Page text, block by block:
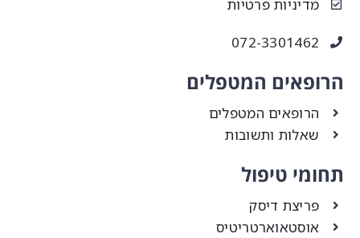
טיפול
פריצת דיסק
אוסטאוארטריטיס
המטפלים
הרופאים המטפלים
שאלות ותשובות
מדיניות פרטיות
072-3301462